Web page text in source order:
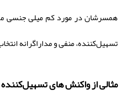
همسرشان در مورد کم میلی جنسی
تسهیل‌کننده، منفی و مداراگرانه
مثالی از واکنش های